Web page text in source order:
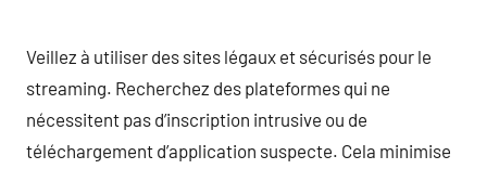
Veillez à utiliser des sites légaux et sécurisés pour le
streaming. Recherchez des plateformes qui ne
nécessitent pas d’inscription intrusive ou de
téléchargement d’application suspecte. Cela minimise